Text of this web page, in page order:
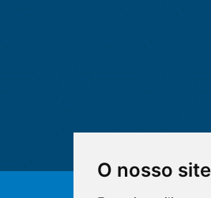
O nosso